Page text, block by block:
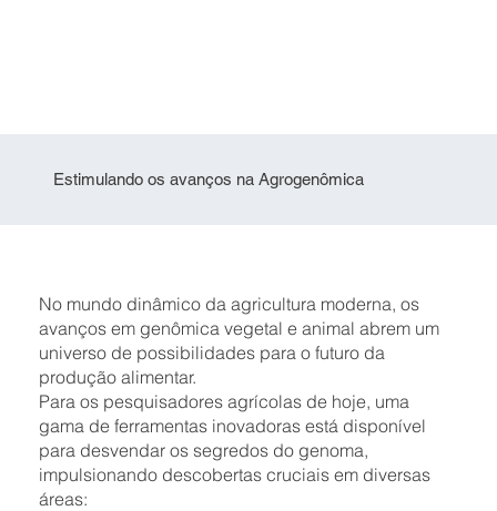
Estimulando os avanços na Agrogenômica
No mundo dinâmico da agricultura moderna, os
avanços em genômica vegetal e animal abrem um
universo de possibilidades para o futuro da
produção alimentar.
Para os pesquisadores agrícolas de hoje, uma
gama de ferramentas inovadoras está disponível
para desvendar os segredos do genoma,
impulsionando descobertas cruciais em diversas
áreas: